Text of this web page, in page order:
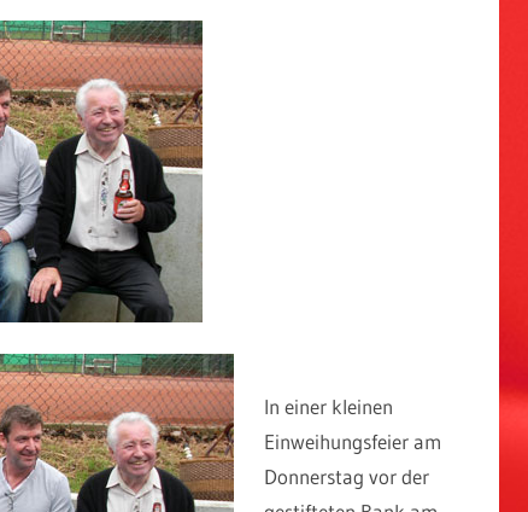
In einer kleinen
Einweihungsfeier am
Donnerstag vor der